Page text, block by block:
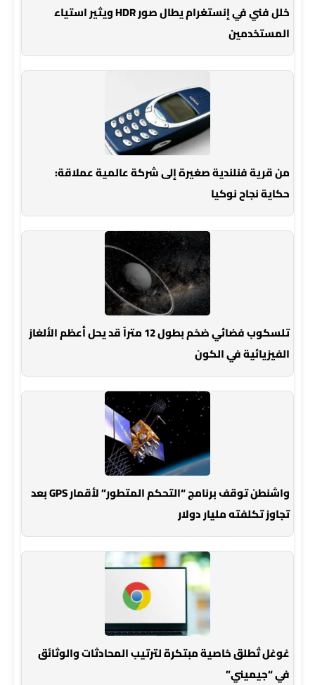
خلل فني في إنستغرام يطال صور HDR ويثير استياء
المستخدمين
من قرية فنلندية صغيرة إلى شركة عالمية عملاقة:
حكاية نجاح نوكيا
تلسكوب فضائي ضخم بطول 12 متراً قد يحل أعظم الألغاز
الفيزيائية في الكون
واشنطن توقف برنامج “التحكم المتطور” لأقمار GPS بعد
تجاوز تكلفته مليار دولار
غوغل تُطلق خاصية مبتكرة لترتيب المحادثات والوثائق
في “جيميني”